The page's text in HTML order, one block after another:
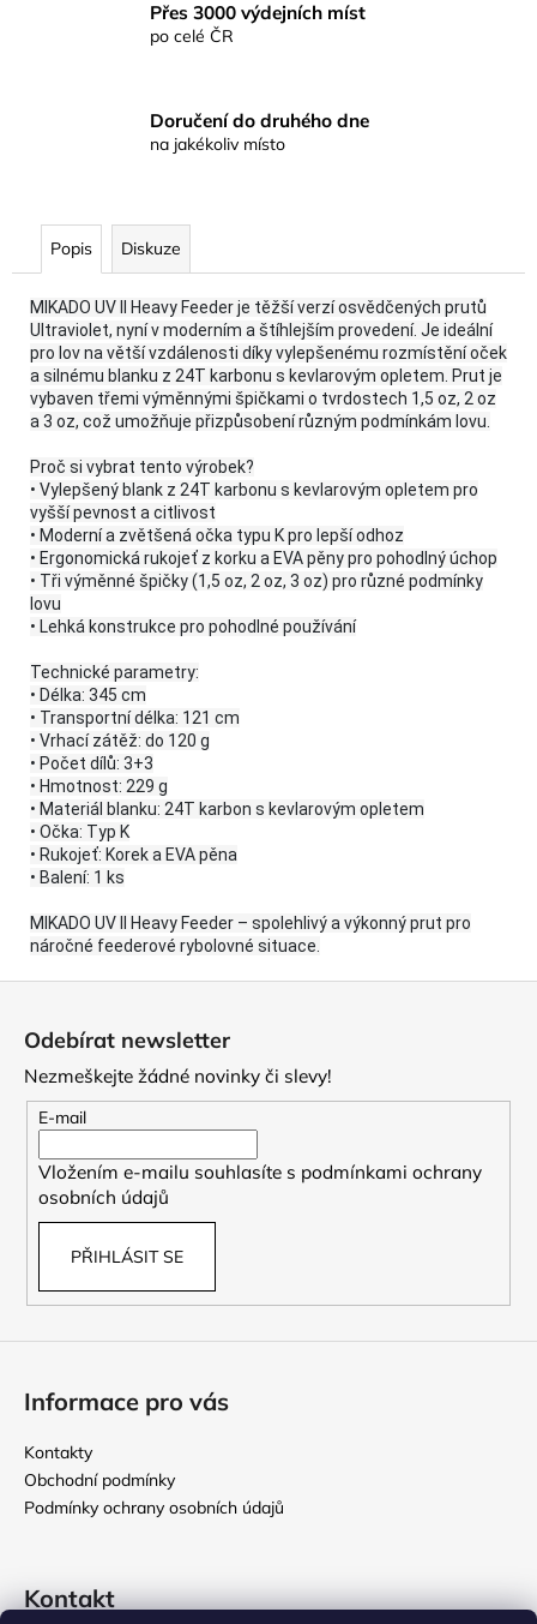
Přes 3000 výdejních míst
po celé ČR
Doručení do druhého dne
na jakékoliv místo
Popis Diskuze
MIKADO UV II Heavy Feeder je těžší verzí osvědčených prutů
Ultraviolet, nyní v moderním a štíhlejším provedení. Je ideální
pro lov na větší vzdálenosti díky vylepšenému rozmístění oček
a silnému blanku z 24T karbonu s kevlarovým opletem. Prut je
vybaven třemi výměnnými špičkami o tvrdostech 1,5 oz, 2 oz
a 3 oz, což umožňuje přizpůsobení různým podmínkám lovu.
Proč si vybrat tento výrobek?
• Vylepšený blank z 24T karbonu s kevlarovým opletem pro
vyšší pevnost a citlivost
• Moderní a zvětšená očka typu K pro lepší odhoz
• Ergonomická rukojeť z korku a EVA pěny pro pohodlný úchop
• Tři výměnné špičky (1,5 oz, 2 oz, 3 oz) pro různé podmínky
lovu
• Lehká konstrukce pro pohodlné používání
Technické parametry:
• Délka: 345 cm
• Transportní délka: 121 cm
• Vrhací zátěž: do 120 g
• Počet dílů: 3+3
• Hmotnost: 229 g
• Materiál blanku: 24T karbon s kevlarovým opletem
• Očka: Typ K
• Rukojeť: Korek a EVA pěna
• Balení: 1 ks
MIKADO UV II Heavy Feeder – spolehlivý a výkonný prut pro
náročné feederové rybolovné situace.
Odebírat newsletter
Nezmeškejte žádné novinky či slevy!
E-mail
Vložením e-mailu souhlasíte s podmínkami ochrany
osobních údajů
PŘIHLÁSIT SE
Informace pro vás
Kontakty
Obchodní podmínky
Podmínky ochrany osobních údajů
Kontakt